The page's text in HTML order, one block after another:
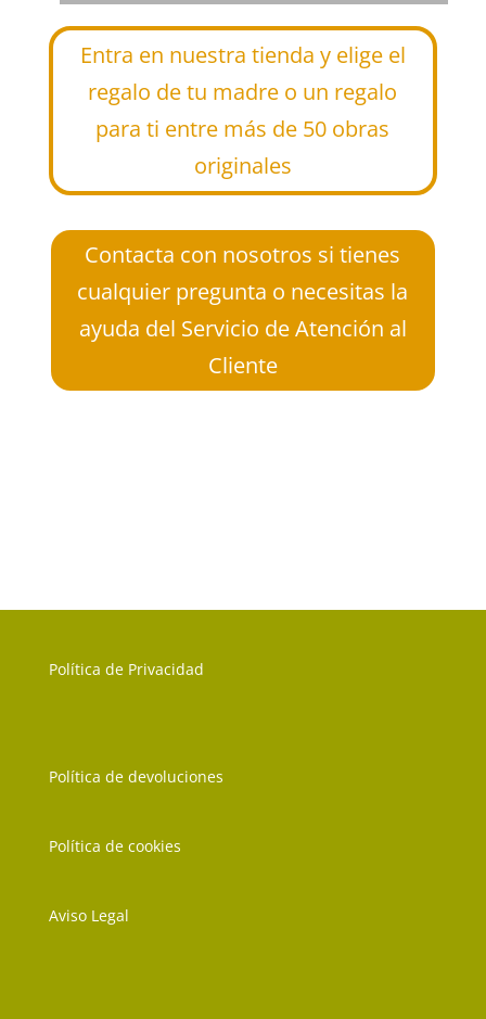
Entra en nuestra tienda y elige el
regalo de tu madre o un regalo
para ti entre más de 50 obras
originales
Contacta con nosotros si tienes
cualquier pregunta o necesitas la
ayuda del Servicio de Atención al
Cliente
Política de Privacidad
Política de devoluciones
Política de cookies
Aviso Legal